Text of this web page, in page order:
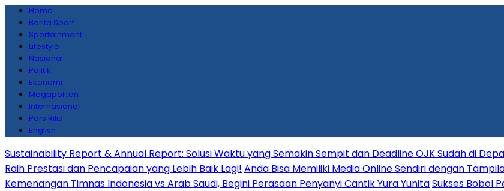
Home
Berita Sport
Sportainment
Lifestyle
Nasional
Politik
Ekonomi
Megapolitan
Internasional
Pers Rilis
English
Sustainability Report & Annual Report: Solusi Waktu yang Semakin Sempit dan Deadline OJK Sudah di
Raih Prestasi dan Pencapaian yang Lebih Baik Lagi! Anda Bisa Memiliki Media Online Sendiri dengan
Kemenangan Timnas Indonesia vs Arab Saudi, Begini Perasaan Penyanyi Cantik Yura YunitaSukses Bobol